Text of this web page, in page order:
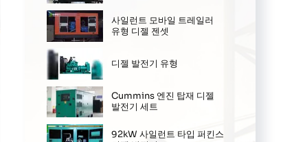
사일런트 모바일 트레일러
유형 디젤 젠셋
디젤 발전기 유형
Cummins 엔진 탑재 디젤
발전기 세트
92kW 사일런트 타입 퍼킨스